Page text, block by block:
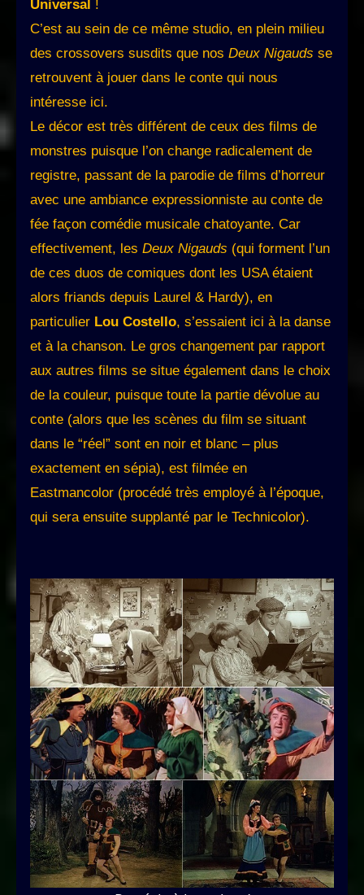
Universal !
C’est au sein de ce même studio, en plein milieu
des crossovers susdits que nos Deux Nigauds se
retrouvent à jouer dans le conte qui nous
intéresse ici.
Le décor est très différent de ceux des films de
monstres puisque l’on change radicalement de
registre, passant de la parodie de films d’horreur
avec une ambiance expressionniste au conte de
fée façon comédie musicale chatoyante. Car
effectivement, les Deux Nigauds (qui forment l’un
de ces duos de comiques dont les USA étaient
alors friands depuis Laurel & Hardy), en
particulier Lou Costello, s’essaient ici à la danse
et à la chanson. Le gros changement par rapport
aux autres films se situe également dans le choix
de la couleur, puisque toute la partie dévolue au
conte (alors que les scènes du film se situant
dans le “réel” sont en noir et blanc – plus
exactement en sépia), est filmée en
Eastmancolor (procédé très employé à l’époque,
qui sera ensuite supplanté par le Technicolor).